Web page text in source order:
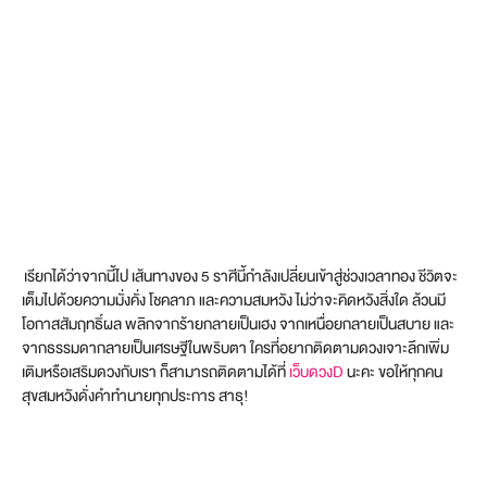
เรียกได้ว่าจากนี้ไป เส้นทางของ 5 ราศีนี้กำลังเปลี่ยนเข้าสู่ช่วงเวลาทอง ชีวิตจะ
เต็มไปด้วยความมั่งคั่ง โชคลาภ และความสมหวัง ไม่ว่าจะคิดหวังสิ่งใด ล้วนมี
โอกาสสัมฤทธิ์ผล พลิกจากร้ายกลายเป็นเฮง จากเหนื่อยกลายเป็นสบาย และ
จากธรรมดากลายเป็นเศรษฐีในพริบตา ใครที่อยากติดตามดวงเจาะลึกเพิ่ม
เติมหรือเสริมดวงกับเรา ก็สามารถติดตามได้ที่เว็บดวงDนะคะ ขอให้ทุกคน
สุขสมหวังดั่งคำทำนายทุกประการ สาธุ!